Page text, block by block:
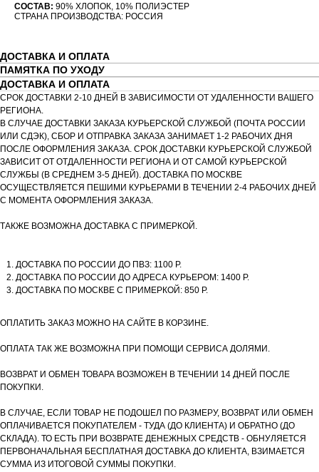
СОСТАВ: 90% ХЛОПОК, 10% ПОЛИЭСТЕР
СТРАНА ПРОИЗВОДСТВА: РОССИЯ
ДОСТАВКА И ОПЛАТА
ПАМЯТКА ПО УХОДУ
ДОСТАВКА И ОПЛАТА
СРОК ДОСТАВКИ 2-10 ДНЕЙ В ЗАВИСИМОСТИ ОТ УДАЛЕННОСТИ ВАШЕГО
РЕГИОНА.
В СЛУЧАЕ ДОСТАВКИ ЗАКАЗА КУРЬЕРСКОЙ СЛУЖБОЙ (ПОЧТА РОССИИ
ИЛИ СДЭК), СБОР И ОТПРАВКА ЗАКАЗА ЗАНИМАЕТ 1-2 РАБОЧИХ ДНЯ
ПОСЛЕ ОФОРМЛЕНИЯ ЗАКАЗА. СРОК ДОСТАВКИ КУРЬЕРСКОЙ СЛУЖБОЙ
ЗАВИСИТ ОТ ОТДАЛЕННОСТИ РЕГИОНА И ОТ САМОЙ КУРЬЕРСКОЙ
СЛУЖБЫ (В СРЕДНЕМ 3-5 ДНЕЙ). ДОСТАВКА ПО МОСКВЕ
ОСУЩЕСТВЛЯЕТСЯ ПЕШИМИ КУРЬЕРАМИ В ТЕЧЕНИИ 2-4 РАБОЧИХ ДНЕЙ
С МОМЕНТА ОФОРМЛЕНИЯ ЗАКАЗА.
ТАКЖЕ ВОЗМОЖНА ДОСТАВКА С ПРИМЕРКОЙ.
ДОСТАВКА ПО РОССИИ ДО ПВЗ: 1100 Р.
ДОСТАВКА ПО РОССИИ ДО АДРЕСА КУРЬЕРОМ: 1400 Р.
ДОСТАВКА ПО МОСКВЕ С ПРИМЕРКОЙ: 850 Р.
ОПЛАТИТЬ ЗАКАЗ МОЖНО НА САЙТЕ В КОРЗИНЕ.
ОПЛАТА ТАК ЖЕ ВОЗМОЖНА ПРИ ПОМОЩИ СЕРВИСА ДОЛЯМИ.
ВОЗВРАТ И ОБМЕН ТОВАРА ВОЗМОЖЕН В ТЕЧЕНИИ 14 ДНЕЙ ПОСЛЕ
ПОКУПКИ.
В СЛУЧАЕ, ЕСЛИ ТОВАР НЕ ПОДОШЕЛ ПО РАЗМЕРУ, ВОЗВРАТ ИЛИ ОБМЕН
ОПЛАЧИВАЕТСЯ ПОКУПАТЕЛЕМ - ТУДА (ДО КЛИЕНТА) И ОБРАТНО (ДО
СКЛАДА). ТО ЕСТЬ ПРИ ВОЗВРАТЕ ДЕНЕЖНЫХ СРЕДСТВ - ОБНУЛЯЕТСЯ
ПЕРВОНАЧАЛЬНАЯ БЕСПЛАТНАЯ ДОСТАВКА ДО КЛИЕНТА, ВЗИМАЕТСЯ
СУММА ИЗ ИТОГОВОЙ СУММЫ ПОКУПКИ.